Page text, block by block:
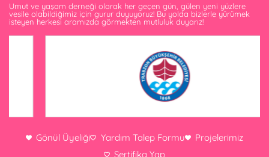
Umut ve yaşam derneği olarak her geçen gün, gülen yeni yüzlere
vesile olabildiğimiz için gurur duyuyoruz! Bu yolda bizlerle yürümek
isteyen herkesi aramızda görmekten mutluluk duyarız!
Gönül Üyeliği Yardım Talep Formu
Projelerimiz
Sertifika Yap